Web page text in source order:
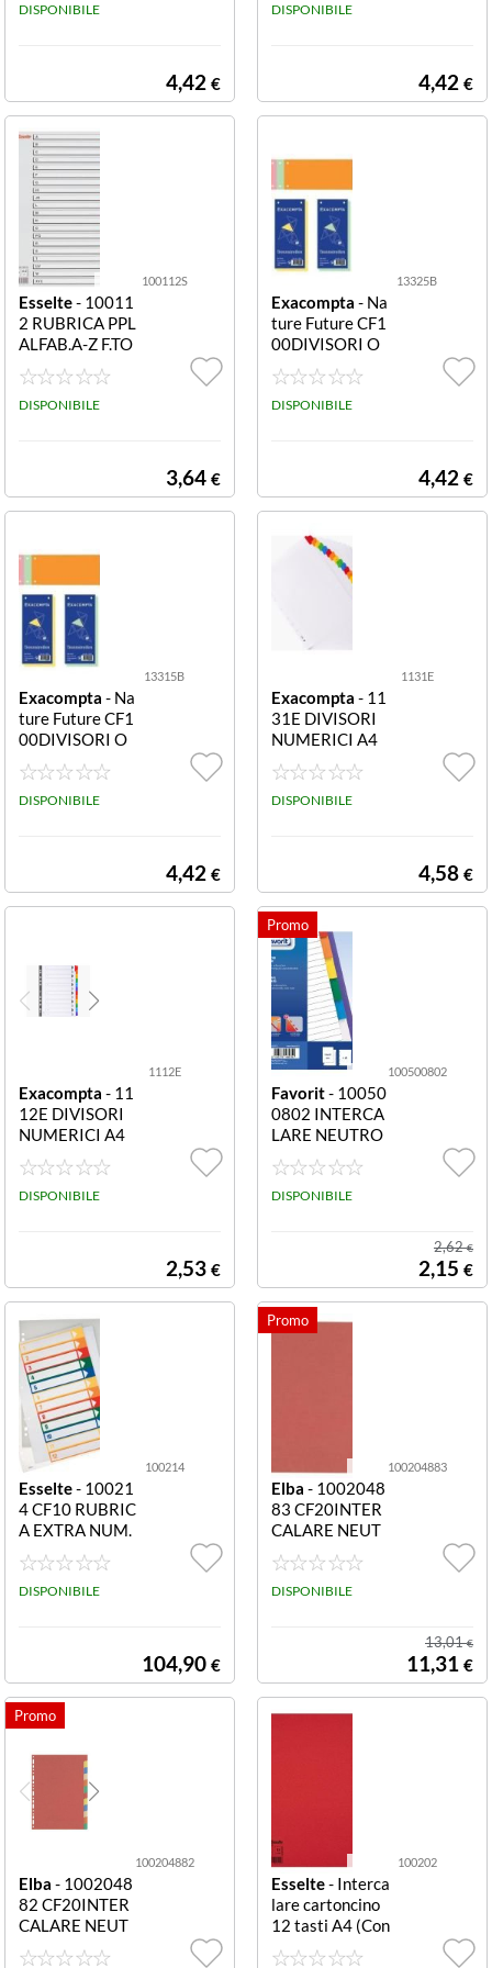
B CF100DIVIS
DISPONIBILE
4,42 €
F100DIVISORI
DISPONIBILE
4,42 €
100112S
Esselte- 10011
2 RUBRICA PPL
ALFAB.A-Z F.TO
A4 RUBRICA P
PL ALFAB.A-Z F.
TO A4
DISPONIBILE
3,64 €
13325B
Exacompta - Na
ture Future CF1
00DIVISORI O
RIZZONTALI GI
ALLI 13325B C
F100DIVISORI
DISPONIBILE
4,42 €
13315B
Exacompta - Na
ture Future CF1
00DIVISORI O
RIZZONTALI BL
U 13315B CF10
0DIVISORI ORI
DISPONIBILE
4,42 €
1131E
Exacompta - 11
31E DIVISORI
NUMERICI A4
BIANCO DIVIS
ORI NUMERICI
1-31 CON TAST
DISPONIBILE
4,58 €
1112E
Exacompta - 11
12E DIVISORI
NUMERICI A4
BIANCO DIVIS
ORI NUMERICI
1-12 CON TAST
DISPONIBILE
2,53 €
100500802
Favorit- 10050
0802 INTERCA
LARE NEUTRO
6 TACCHE A5 I
NTERCALARE
NEUTRO 6 TAC
DISPONIBILE
2,62€
2,15 €
100214
Esselte- 10021
4 CF10 RUBRIC
A EXTRA NUM.
1-12 PPL A4 CF
10 RUBRICA PP
L EXTRA NUME
DISPONIBILE
104,90 €
100204883
Elba - 1002048
83 CF20INTER
CALARE NEUT
RE 6 TACCHE A
4 CF20INTERC
ALARE NEUTR
DISPONIBILE
13,01€
11,31 €
100204882
Elba - 1002048
82 CF20INTER
CALARE NEUT
RE 12 TACCHE
100202
Esselte- Interca
lare cartoncino
12 tasti A4 (Con
f.10) CF10 ECO